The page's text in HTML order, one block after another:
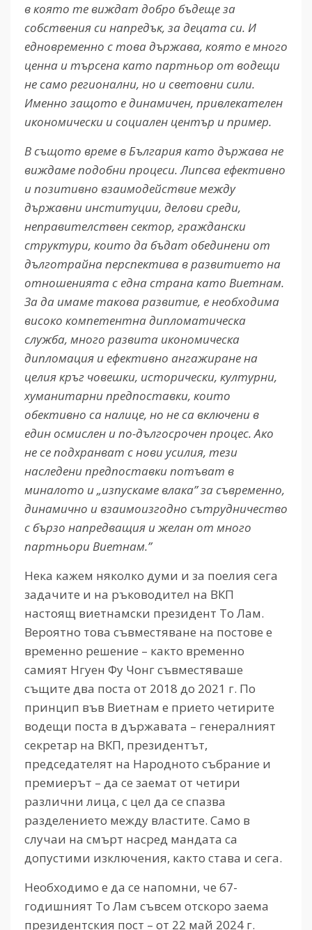
в която те виждат добро бъдеще за
собствения си напредък, за децата си. И
едновременно с това държава, която е много
ценна и търсена като партньор от водещи
не само регионални, но и световни сили.
Именно защото е динамичен, привлекателен
икономически и социален център и пример.
В същото време в България като държава не
виждаме подобни процеси. Липсва ефективно
и позитивно взаимодействие между
държавни институции, делови среди,
неправителствен сектор, граждански
структури, които да бъдат обединени от
дълготрайна перспектива в развитието на
отношенията с една страна като Виетнам.
За да имаме такова развитие, е необходима
високо компетентна дипломатическа
служба, много развита икономическа
дипломация и ефективно ангажиране на
целия кръг човешки, исторически, културни,
хуманитарни предпоставки, които
обективно са налице, но не са включени в
един осмислен и по-дългосрочен процес. Ако
не се подхранват с нови усилия, тези
наследени предпоставки потъват в
миналото и „изпускаме влака” за съвременно,
динамично и взаимоизгодно сътрудничество
с бързо напредващия и желан от много
партньори Виетнам.”
Нека кажем няколко думи и за поелия сега
задачите и на ръководител на ВКП
настоящ виетнамски президент То Лам.
Вероятно това съвместяване на постове е
временно решение – както временно
самият Нгуен Фу Чонг съвместяваше
същите два поста от 2018 до 2021 г. По
принцип във Виетнам е прието четирите
водещи поста в държавата – генералният
секретар на ВКП, президентът,
председателят на Народното събрание и
премиерът – да се заемат от четири
различни лица, с цел да се спазва
разделението между властите. Само в
случаи на смърт насред мандата са
допустими изключения, както става и сега.
Необходимо е да се напомни, че 67-
годишният То Лам съвсем отскоро заема
президентския пост – от 22 май 2024 г.